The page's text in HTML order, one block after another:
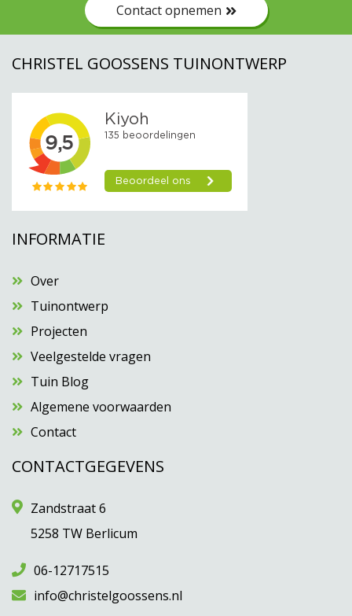
Contact opnemen
CHRISTEL GOOSSENS TUINONTWERP
INFORMATIE
Over
Tuinontwerp
Projecten
Veelgestelde vragen
Tuin Blog
Algemene voorwaarden
Contact
CONTACTGEGEVENS
Zandstraat 6
5258 TW Berlicum
06-12717515
info@christelgoossens.nl